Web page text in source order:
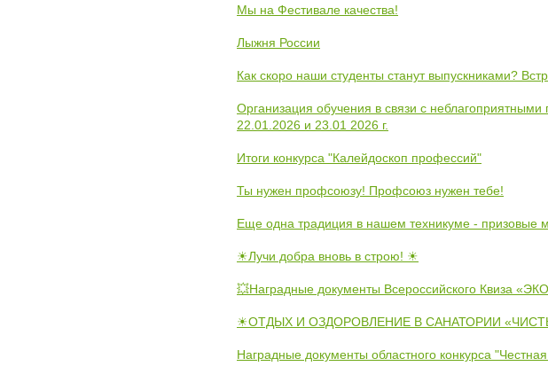
Мы на Фестивале качества!
Лыжня России
Как скоро наши студенты станут выпускниками?
Организация обучения в связи с
22.01.2026 и 23.01 2026 г.
Итоги конкурса "Калейдоскоп профессий"
Ты нужен профсоюзу! Профсоюз нужен тебе!
Еще одна традиция в нашем техникуме - призовые
☀Лучи добра вновь в строю! ☀
💥Наградные документы Всероссийского Квиза
☀ОТДЫХ И ОЗДОРОВЛЕНИЕ В САНАТОРИИ
Наградные документы областного конкурса